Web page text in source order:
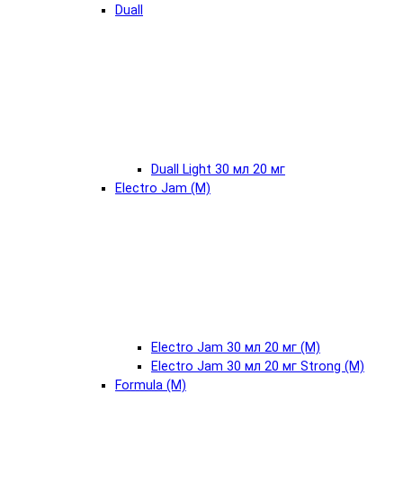
Duall
Duall Light 30 мл 20 мг
Electro Jam (М)
Electro Jam 30 мл 20 мг (М)
Electro Jam 30 мл 20 мг Strong (М)
Formula (М)